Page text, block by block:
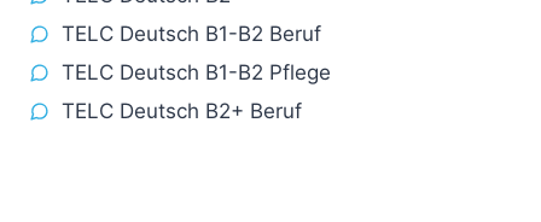
TELC Deutsch B1-B2 Beruf
TELC Deutsch B1-B2 Pflege
TELC Deutsch B2+ Beruf